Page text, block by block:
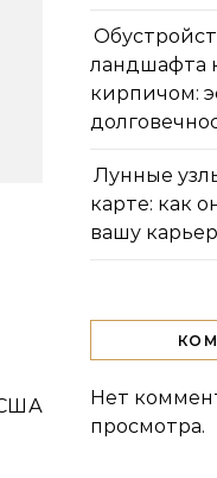
ландшафта
кирпичом:
Лунные
карте: как
вашу
Нет
просмотра.